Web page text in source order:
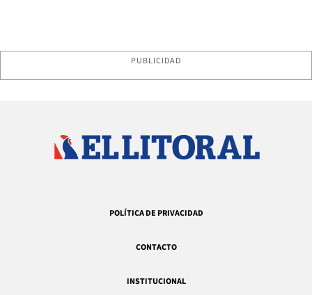
PUBLICIDAD
POLÍTICA DE PRIVACIDAD
CONTACTO
INSTITUCIONAL